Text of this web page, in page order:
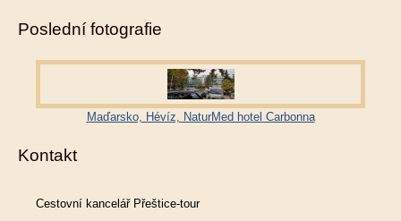
Poslední fotografie
Maďarsko, Hévíz, NaturMed hotel Carbonna
Kontakt
Cestovní kancelář Přeštice-tour